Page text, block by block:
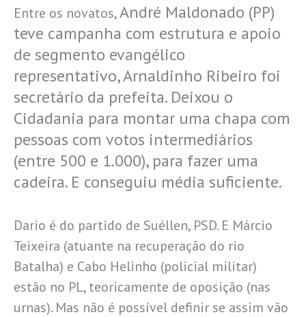
Entre os novatos,André Maldonado (PP)
teve campanha com estrutura e apoio
de segmento evangélico
representativo, Arnaldinho Ribeiro foi
secretário da prefeita. Deixou o
Cidadania para montar uma chapa com
pessoas com votos intermediários
(entre 500 e 1.000), para fazer uma
cadeira. E conseguiu média suficiente.
Dario é do partido de Suéllen, PSD. E Márcio
Teixeira (atuante na recuperação do rio
Batalha) e Cabo Helinho (policial militar)
estão no PL, teoricamente de oposição (nas
urnas). Mas não é possível definir se assim vão